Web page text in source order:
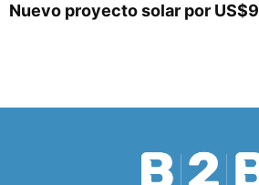
Nuevo proyecto solar por